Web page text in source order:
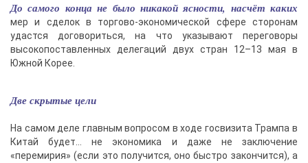
До самого конца не было никакой ясности, насчёт каких
мер и сделок в торгово-экономической сфере сторонам
удастся договориться, на что указывают переговоры
высокопоставленных делегаций двух стран 12–13 мая в
Южной Корее.
Две скрытые цели
На самом деле главным вопросом в ходе госвизита Трампа в
Китай будет… не экономика и даже не заключение
«перемирия» (если это получится, оно быстро закончится), а